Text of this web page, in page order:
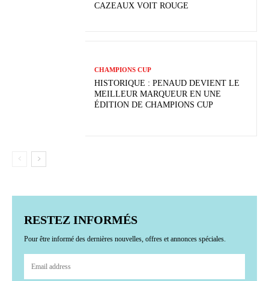
CAZEAUX VOIT ROUGE
CHAMPIONS CUP
HISTORIQUE : PENAUD DEVIENT LE
MEILLEUR MARQUEUR EN UNE
ÉDITION DE CHAMPIONS CUP
RESTEZ INFORMÉS
Pour être informé des dernières nouvelles, offres et annonces spéciales.